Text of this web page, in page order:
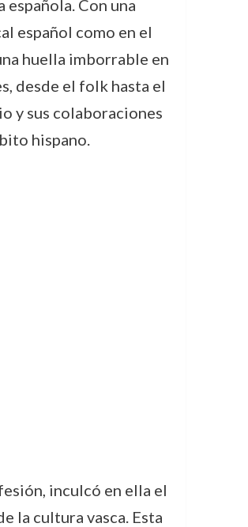
española. Con una
español como en el
huella imborrable en
desde el folk hasta el
y sus colaboraciones
hispano.
inculcó en ella el
la cultura vasca. Esta